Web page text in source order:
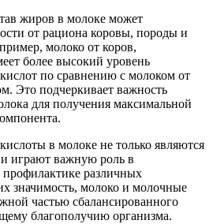
жиров в молоке может
от рациона коровы, породы и
молоко от коров,
более высокий уровень
по сравнению с молоком от
Это подчеркивает важность
для получения максимальной
в молоке не только являются
играют важную роль в
различных
значимость, молоко и молочные
частью сбалансированного
благополучию организма.